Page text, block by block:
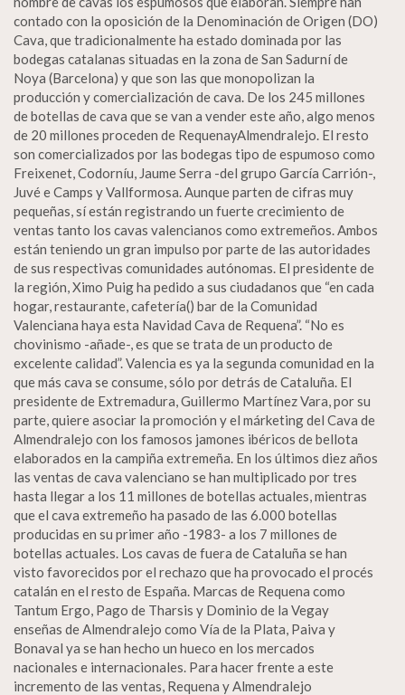
contado con la oposición de la Denominación de Origen (DO)
Cava, que tradicionalmente ha estado dominada por las
bodegas catalanas situadas en la zona de San Sadurní de
Noya (Barcelona) y que son las que monopolizan la
producción y comercialización de cava. De los 245 millones
de botellas de cava que se van a vender este año, algo menos
de 20 millones proceden de RequenayAlmendralejo. El resto
son comercializados por las bodegas tipo de espumoso como
Freixenet, Codorníu, Jaume Serra -del grupo García Carrión-,
Juvé e Camps y Vallformosa. Aunque parten de cifras muy
pequeñas, sí están registrando un fuerte crecimiento de
ventas tanto los cavas valencianos como extremeños. Ambos
están teniendo un gran impulso por parte de las autoridades
de sus respectivas comunidades autónomas. El presidente de
la región, Ximo Puig ha pedido a sus ciudadanos que “en cada
hogar, restaurante, cafetería() bar de la Comunidad
Valenciana haya esta Navidad Cava de Requena”. “No es
chovinismo -añade-, es que se trata de un producto de
excelente calidad”. Valencia es ya la segunda comunidad en la
que más cava se consume, sólo por detrás de Cataluña. El
presidente de Extremadura, Guillermo Martínez Vara, por su
parte, quiere asociar la promoción y el márketing del Cava de
Almendralejo con los famosos jamones ibéricos de bellota
elaborados en la campiña extremeña. En los últimos diez años
las ventas de cava valenciano se han multiplicado por tres
hasta llegar a los 11 millones de botellas actuales, mientras
que el cava extremeño ha pasado de las 6.000 botellas
producidas en su primer año -1983- a los 7 millones de
botellas actuales. Los cavas de fuera de Cataluña se han
visto favorecidos por el rechazo que ha provocado el procés
catalán en el resto de España. Marcas de Requena como
Tantum Ergo, Pago de Tharsis y Dominio de la Vegay
enseñas de Almendralejo como Vía de la Plata, Paiva y
Bonaval ya se han hecho un hueco en los mercados
nacionales e internacionales. Para hacer frente a este
incremento de las ventas, Requena y Almendralejo